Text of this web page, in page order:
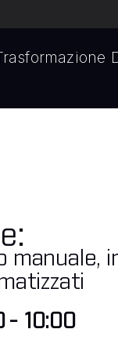
manuale,
- 10:00